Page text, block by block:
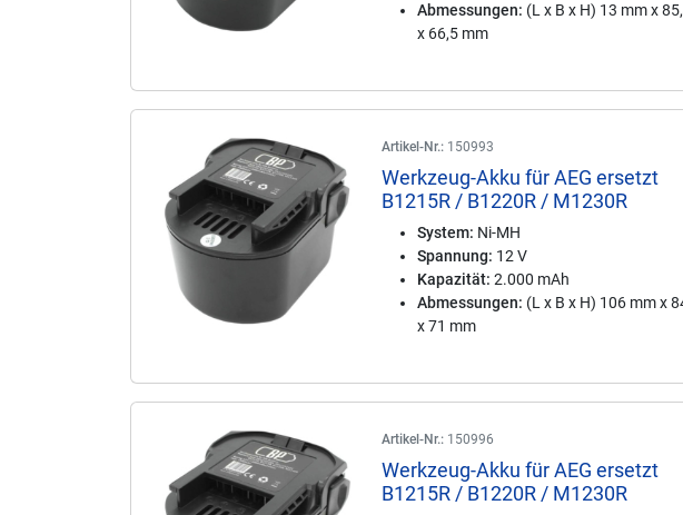
Abmessungen: (L x B x H) 13 mm x
x 66,5 mm
Artikel-Nr.: 150993
Werkzeug-Akku für AEG ersetzt
B1215R / B1220R / M1230R
System: Ni-MH
Spannung: 12 V
Kapazität: 2.000 mAh
Abmessungen: (L x B x H) 106 mm x
x 71 mm
Artikel-Nr.: 150996
Werkzeug-Akku für AEG ersetzt
B1215R / B1220R / M1230R